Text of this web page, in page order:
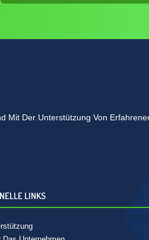
Mit Der Unterstützung Von
LINKS